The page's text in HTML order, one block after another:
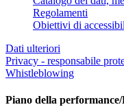
Regolamenti
Obiettivi di
Dati ulteriori
Privacy - responsabile
Whistleblowing
Piano della